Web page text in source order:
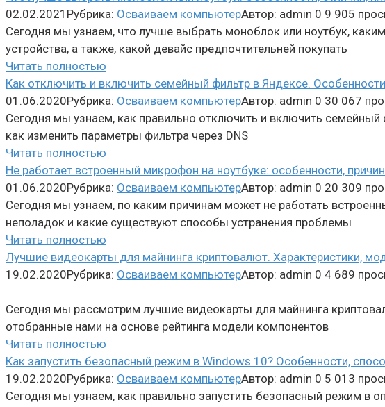
02.02.2021 Рубрика: Осваиваем компьютерАвтор: admin 0 9 905
Сегодня мы узнаем, что лучше выбрать моноблок или ноутбук,
устройства, а также, какой девайс предпочтительней покупать
Читать полностью
Как отключить и включить семейный фильтр в Яндексе.
01.06.2020Рубрика: Осваиваем компьютерАвтор: admin 0 30 067
Сегодня мы узнаем, как правильно отключить и включить
как изменить параметры фильтра через DNS
Читать полностью
Не работает встроенный микрофон на ноутбуке: особенности,
01.06.2020Рубрика: Осваиваем компьютерАвтор: admin 0 20 309
Сегодня мы узнаем, по каким причинам может не работать
неполадок и какие существуют способы устранения проблемы
Читать полностью
Лучшие видеокарты для майнинга криптовалют. Характеристики,
19.02.2020Рубрика: Осваиваем компьютерАвтор: admin 0 4 689
Сегодня мы рассмотрим лучшие видеокарты для майнинга
отобранные нами на основе рейтинга модели компонентов
Читать полностью
Как запустить безопасный режим в Windows 10? Особенности,
19.02.2020Рубрика: Осваиваем компьютерАвтор: admin 0 5 013
Сегодня мы узнаем, как правильно запустить безопасный режим в